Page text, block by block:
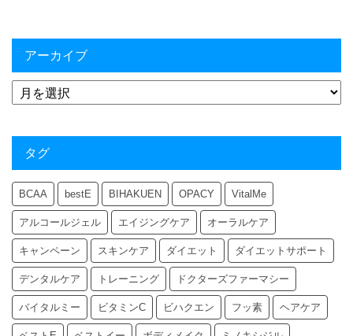
アーカイブ
タグ
BCAA bestE BIHAKUEN OPACY VitalMe
アルコールジェル エイジングケア オーラルケア
キャンペーン スキンケア ダイエット ダイエットサポート
デンタルケア トレーニング ドクターズファーマシー
バイタルミー ビタミンC ビハクエン フッ素 ヘアケア